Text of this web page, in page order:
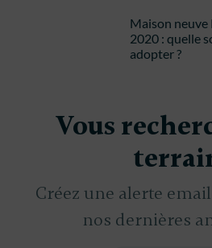
Maison neuve
2020 : quelle
adopter ?
Vous
Créez une alerte
nos dernières